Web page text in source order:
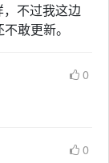
不过我这边
敢更新。
0
0